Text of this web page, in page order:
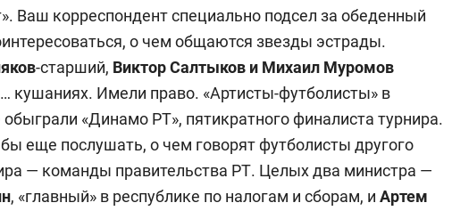
Ваш корреспондент специально подсел за обеденный
о чем общаются звезды эстрады.
-старший, Виктор Салтыков и Михаил Муромов
кушаниях. Имели право. «Артисты-футболисты» в
обыграли «Динамо РТ», пятикратного финалиста турнира.
еще послушать, о чем говорят футболисты другого
— команды правительства РТ. Целых два министра —
, «главный» в республике по налогам и сборам, и Артем